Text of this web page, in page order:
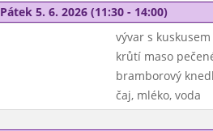
Pátek 5. 6. 2026 (11:30 - 14:00)
vývar s kuskusem
krůtí maso
bramborový
čaj, mléko, voda